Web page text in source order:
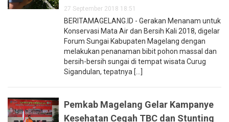
27 September 2018 18:51
BERITAMAGELANG.ID - Gerakan Menanam untuk
Konservasi Mata Air dan Bersih Kali 2018, digelar
Forum Sungai Kabupaten Magelang dengan
melakukan penanaman bibit pohon massal dan
bersih-bersih sungai di tempat wisata Curug
Sigandulan, tepatnya [...]
Pemkab Magelang Gelar Kampanye
Kesehatan Cegah TBC dan Stunting